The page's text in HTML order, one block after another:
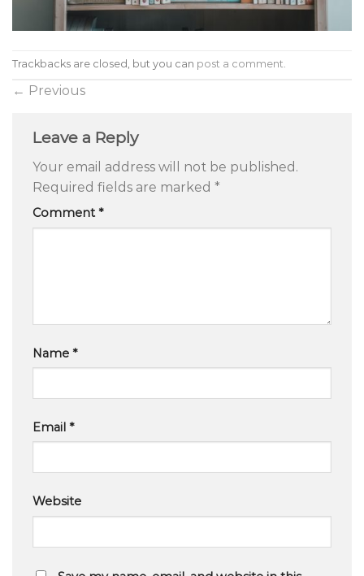
Trackbacks are closed, but you can post a comment
← Previous
Leave a Reply
Your email address will not be published.
Required fields are marked *
Comment*
Name *
Email *
Website